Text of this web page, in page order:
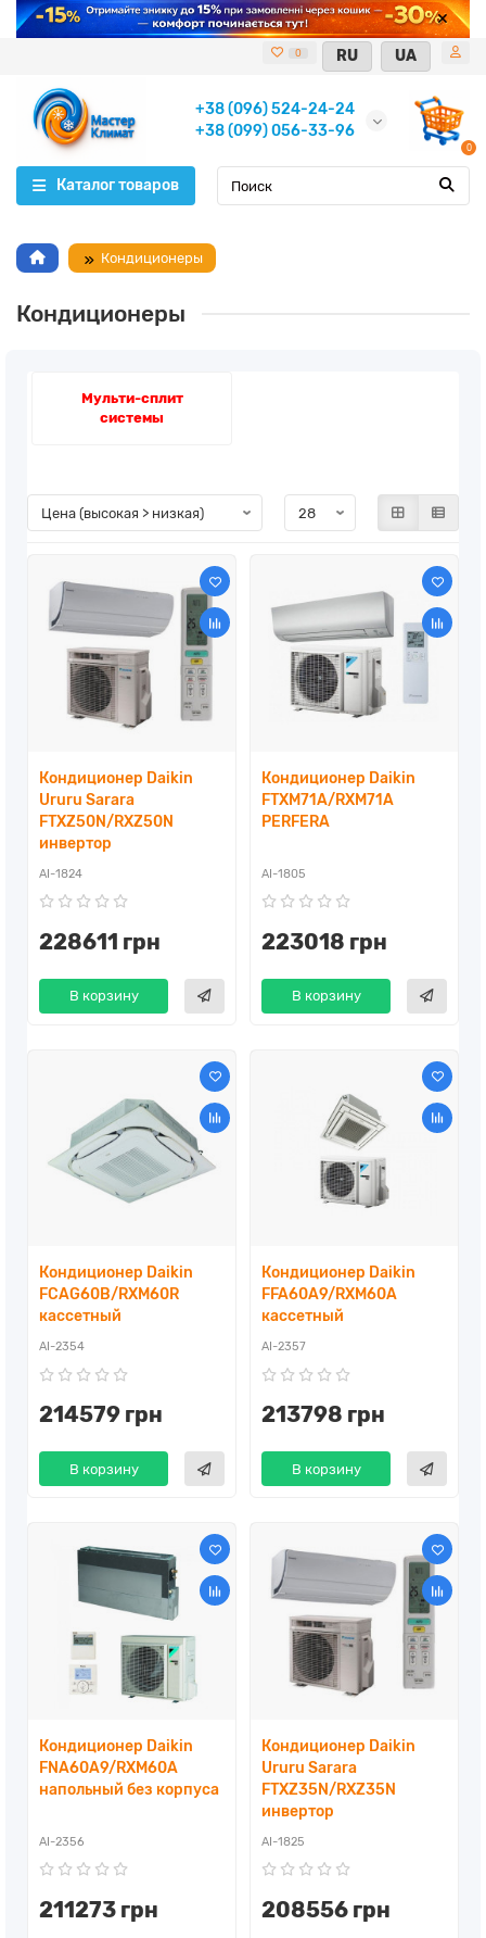
0 RU UA
+38 (096) 524-24-24
+38 (099) 056-33-96
0
Каталог товаров
Кондиционеры
Кондиционеры
Мульти-сплит
системы
Кондиционер Daikin
Ururu Sarara
FTXZ50N/RXZ50N
инвертор
AI-1824
228611 грн
В корзину
Кондиционер Daikin
FTXM71A/RXM71A
PERFERA
AI-1805
223018 грн
В корзину
Кондиционер Daikin
FCAG60B/RXM60R
кассетный
AI-2354
214579 грн
В корзину
Кондиционер Daikin
FFA60A9/RXM60A
кассетный
AI-2357
213798 грн
В корзину
Кондиционер Daikin
FNA60A9/RXM60A
напольный без корпуса
AI-2356
211273 грн
Кондиционер Daikin
Ururu Sarara
FTXZ35N/RXZ35N
инвертор
AI-1825
208556 грн